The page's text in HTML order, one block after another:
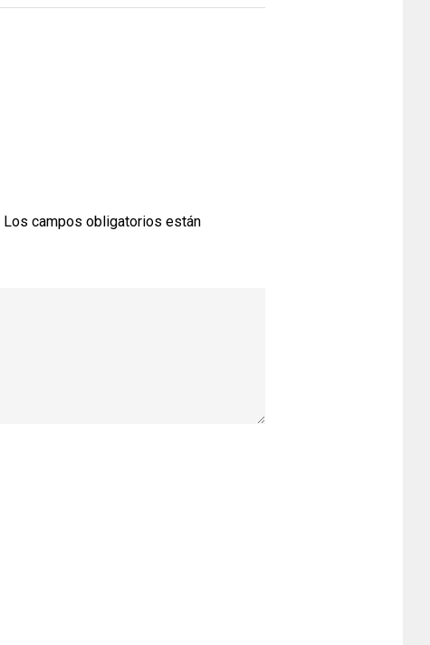
Los campos obligatorios están